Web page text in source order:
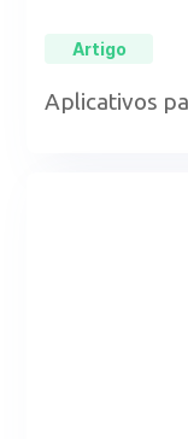
Artigo
Aplicativos